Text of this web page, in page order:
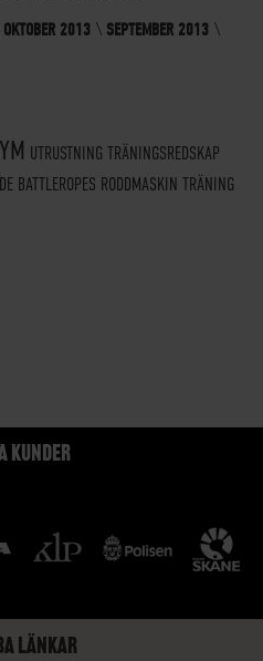
OKTOBER 2013 SEPTEMBER 2013
UTRUSTNING TRÄNINGSREDSKAP
BATTLEROPES RODDMASKIN TRÄNING
KUNDER
LÄNKAR